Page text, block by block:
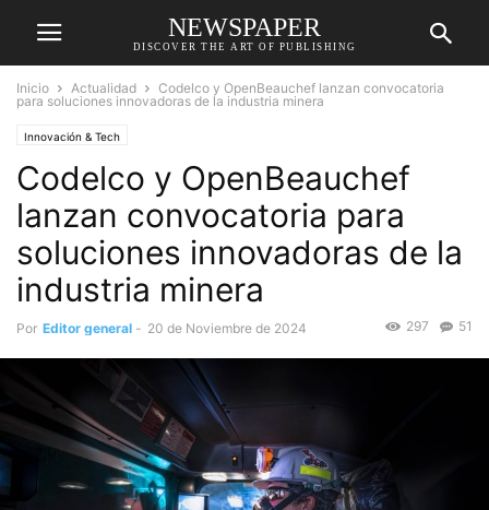
NEWSPAPER
DISCOVER THE ART OF PUBLISHING
Inicio Actualidad
Codelco y OpenBeauchef lanzan convocatoria
para soluciones innovadoras de la industria minera
Innovación & Tech
Codelco y OpenBeauchef
lanzan convocatoria para
soluciones innovadoras de la
industria minera
Por Editor general - 20 de Noviembre de 2024 51
297